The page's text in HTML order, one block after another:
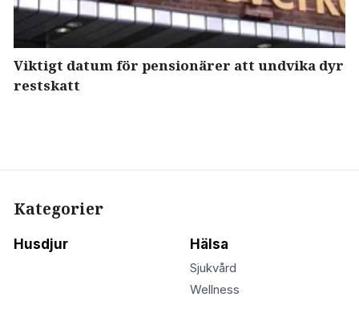
Viktigt datum för pensionärer att undvika dyr
restskatt
Kategorier
Husdjur Hälsa
Sjukvård
Wellness